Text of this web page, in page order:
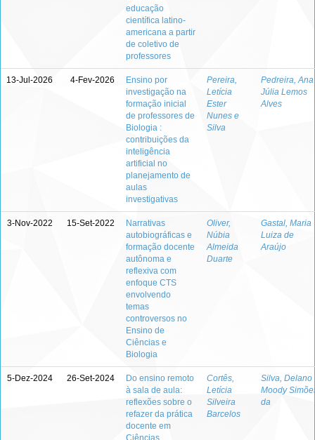
educação
científica latino-
americana a partir
de coletivo de
professores
13-Jul-2026 4-Fev-2026
Ensino por
investigação na
formação inicial
de professores de
Biologia :
contribuições da
inteligência
artificial no
planejamento de
aulas
investigativas
Pereira,
Letícia
Ester
Nunes e
Silva
Pedreira, Ana
Júlia Lemos
Alves
3-Nov-2022 15-Set-2022
Narrativas
autobiográficas e
formação docente
autônoma e
reflexiva com
enfoque CTS
envolvendo
temas
controversos no
Ensino de
Ciências e
Biologia
Oliver,
Núbia
Almeida
Duarte
Gastal, Maria
Luiza de
Araújo
5-Dez-2024 26-Set-2024
Do ensino remoto
à sala de aula:
reflexões sobre o
refazer da prática
docente em
Ciências
Cortês,
Letícia
Silveira
Barcelos
Silva, Delano
Moody
da